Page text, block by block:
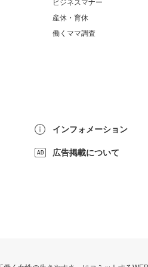
ビジネスマナー
産休・育休
働くママ調査
インフォメーション
広告掲載について